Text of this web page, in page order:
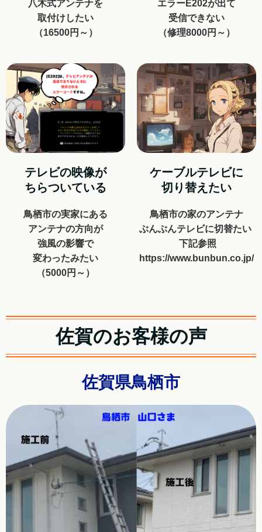
八木式アンテナを
取付けしたい
（16500円～）
エラーE202が出て
受信できない
（修理8000円～）
テレビの映像が
ちらついている
鳥栖市の実家にある
アンテナの方向が
強風の影響で
変わったみたい
（5000円～）
ケーブルテレビに
切り替えたい
鳥栖市の家のアンテナ
ぶんぶんテレビに切替たい
下記参照
https://www.bunbun.co.jp/
佐賀のお客様の声
佐賀県鳥栖市